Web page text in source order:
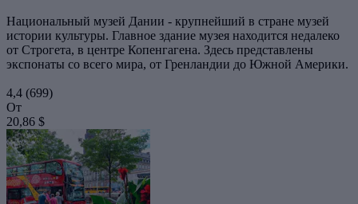
Национальный музей Дании - крупнейший в стране музей
истории культуры. Главное здание музея находится недалеко
от Строгета, в центре Копенгагена. Здесь представлены
экспонаты со всего мира, от Гренландии до Южной Америки.
4,4 (699)
От
20,86 $